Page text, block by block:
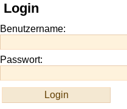
site
https://onlineslots.money/
Login
Benutzername:
Passwort: